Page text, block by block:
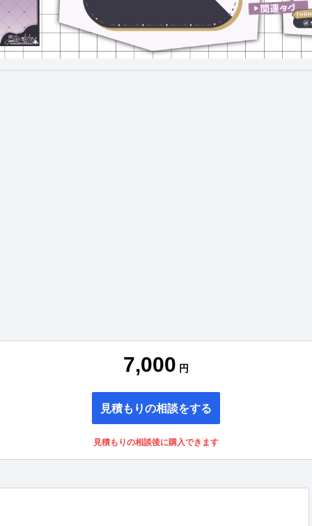
7,000 円
見積もりの相談をする
見積もりの相談後に購入できます